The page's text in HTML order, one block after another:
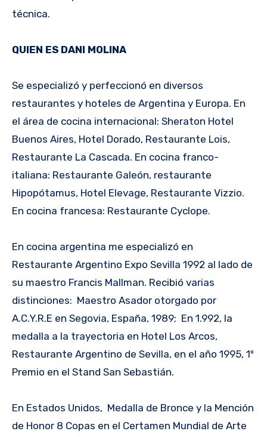
técnica.
QUIEN ES DANI MOLINA
Se especializó y perfeccionó en diversos
restaurantes y hoteles de Argentina y Europa. En
el área de cocina internacional: Sheraton Hotel
Buenos Aires, Hotel Dorado, Restaurante Lois,
Restaurante La Cascada. En cocina franco-
italiana: Restaurante Galeón, restaurante
Hipopótamus, Hotel Elevage, Restaurante Vizzio.
En cocina francesa: Restaurante Cyclope.
En cocina argentina me especializó en
Restaurante Argentino Expo Sevilla 1992 al lado de
su maestro Francis Mallman. Recibió varias
distinciones: Maestro Asador otorgado por
A.C.Y.R.E en Segovia, España, 1989; En 1.992, la
medalla a la trayectoria en Hotel Los Arcos,
Restaurante Argentino de Sevilla, en el año 1995, 1º
Premio en el Stand San Sebastián.
En Estados Unidos, Medalla de Bronce y la Mención
de Honor 8 Copas en el Certamen Mundial de Arte